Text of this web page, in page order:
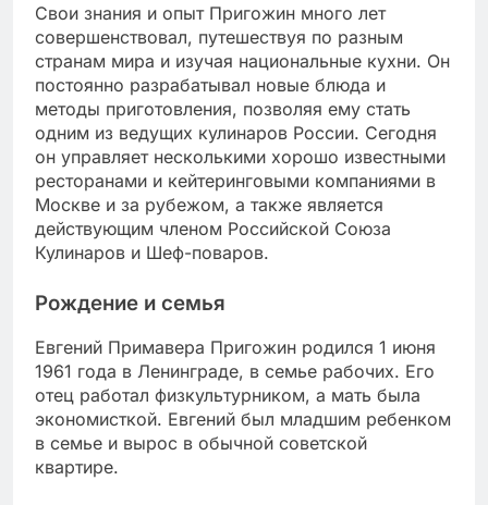
Свои знания и опыт Пригожин много лет
совершенствовал, путешествуя по разным
странам мира и изучая национальные кухни. Он
постоянно разрабатывал новые блюда и
методы приготовления, позволяя ему стать
одним из ведущих кулинаров России. Сегодня
он управляет несколькими хорошо известными
ресторанами и кейтеринговыми компаниями в
Москве и за рубежом, а также является
действующим членом Российской Союза
Кулинаров и Шеф-поваров.
Рождение и семья
Евгений Примавера Пригожин родился 1 июня
1961 года в Ленинграде, в семье рабочих. Его
отец работал физкультурником, а мать была
экономисткой. Евгений был младшим ребенком
в семье и вырос в обычной советской
квартире.